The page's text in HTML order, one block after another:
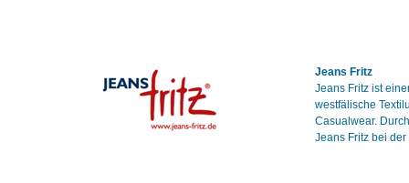
Jeans Fritz
Jeans Fritz ist
westfälische
Casualwear.
Jeans Fritz bei